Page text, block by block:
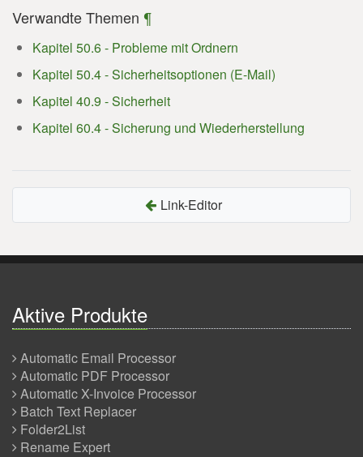
Verwandte Themen ¶
Kapitel 50.6 - Probleme mit Ordnern
Kapitel 50.4 - Sicherheitsoptionen (E-Mail)
Kapitel 40.9 - Sicherheit
Kapitel 60.4 - Sicherung und Wiederherstellung
Link-Editor
Aktive Produkte
Automatic Email Processor
Automatic PDF Processor
Automatic X-Invoice Processor
Batch Text Replacer
Folder2List
Rename Expert